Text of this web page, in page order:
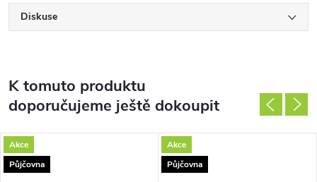
Diskuse
K tomuto produktu
doporučujeme ještě dokoupit
Akce
Půjčovna
Akce
Půjčovna